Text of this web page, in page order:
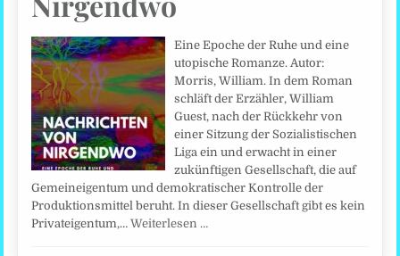
Eine Epoche der Ruhe und eine
utopische Romanze. Autor:
Morris, William. In dem Roman
schläft der Erzähler, William
Guest, nach der Rückkehr von
einer Sitzung der Sozialistischen
Liga ein und erwacht in einer
zukünftigen Gesellschaft, die auf
Gemeineigentum und demokratischer Kontrolle der
Produktionsmittel beruht. In dieser Gesellschaft gibt es kein
Privateigentum,…Weiterlesen …